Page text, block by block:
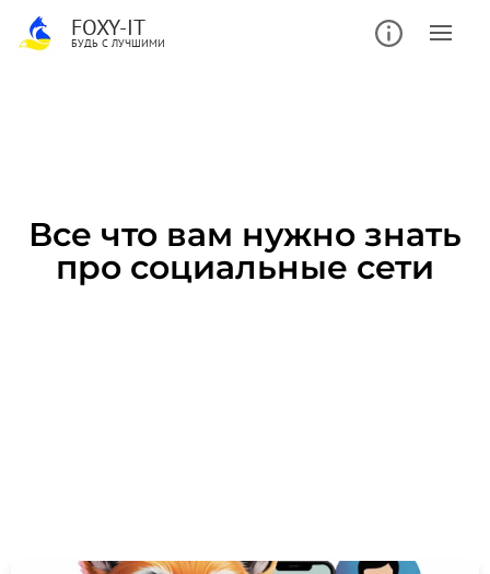
FOXY-IT
БУДЬ С ЛУЧШИМИ
Все что вам нужно знать
про социальные сети